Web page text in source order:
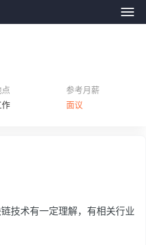
远
参考月薪
面议
技术有一定理解，有相关行业